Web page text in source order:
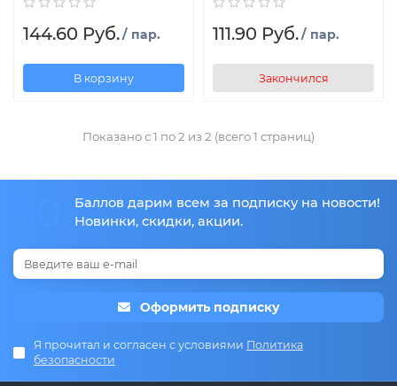
144.60 Руб./ пар.
В корзину
111.90 Руб./ пар.
Закончился
Показано с 1 по 2 из 2 (всего 1 страниц)
Баллов дарим всем за подписку на новости!
Новинки, скидки, акции.
Оформить подписку
Я прочитал и согласен с условиями Политика
безопасности